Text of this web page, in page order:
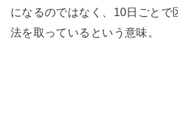
になるのではなく、10日ごとで
法を取っているという意味。